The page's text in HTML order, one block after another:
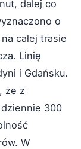
dalej co
o
całej trasie
Linię
i Gdańsku.
że z
300
W